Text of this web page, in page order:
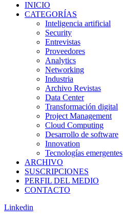
INICIO
CATEGORÍAS
Inteligencia artificial
Security
Entrevistas
Proveedores
Analytics
Networking
Industria
Archivo Revistas
Data Center
Transformación digital
Project Management
Cloud Computing
Desarrollo de software
Innovation
Tecnologías emergentes
ARCHIVO
SUSCRIPCIONES
PERFIL DEL MEDIO
CONTACTO
Linkedin